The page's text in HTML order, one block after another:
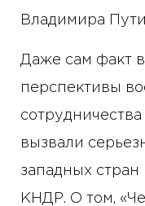
Владимира
Даже сам факт
перспективы
вызвали
западных стран
КНДР. О том,